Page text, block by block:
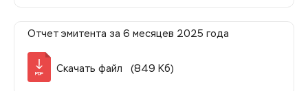
Отчет эмитента за 6 месяцев 2025 года
PDF
Скачать файл (849 Кб)